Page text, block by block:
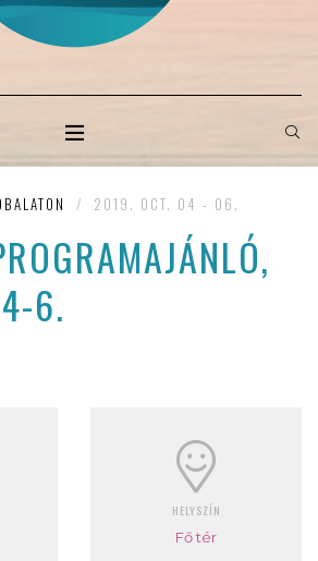
/ 2019. OCT. 04 - 06.
6.
HELYSZÍN
Fő tér